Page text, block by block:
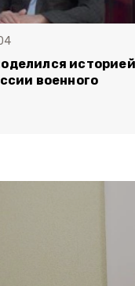
историей
военного